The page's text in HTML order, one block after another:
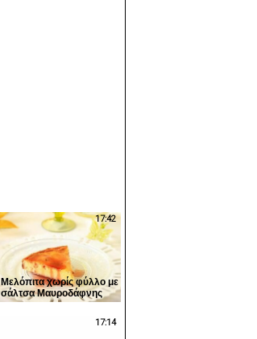
17:42
Μελόπιτα χωρίς φύλλο με
σάλτσα Mαυροδάφνης
17:14